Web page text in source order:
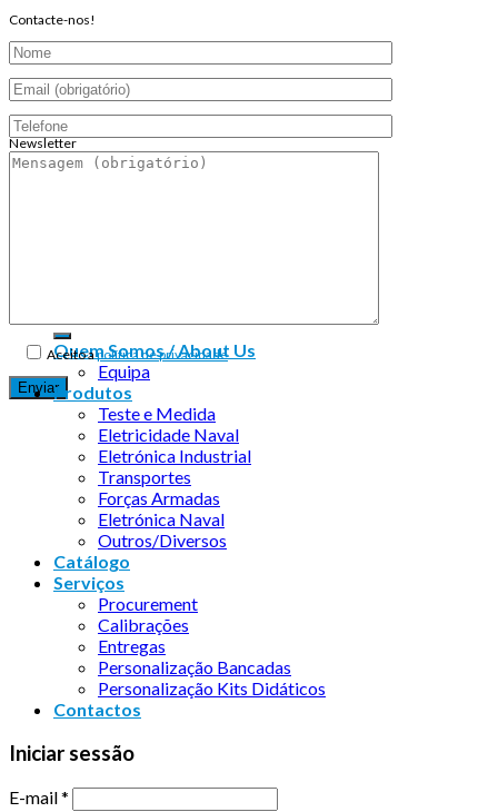
Contacte-nos!
Aceito apolítica de privacidade
Newsletter
Endereço de email:
Quem Somos / About Us
Equipa
Produtos
Teste e Medida
Eletricidade Naval
Eletrónica Industrial
Transportes
Forças Armadas
Eletrónica Naval
Outros/Diversos
Catálogo
Serviços
Procurement
Calibrações
Entregas
Personalização Bancadas
Personalização Kits Didáticos
Contactos
Iniciar sessão
E-mail*